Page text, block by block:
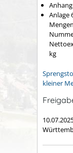
Anlage
kg
kleiner